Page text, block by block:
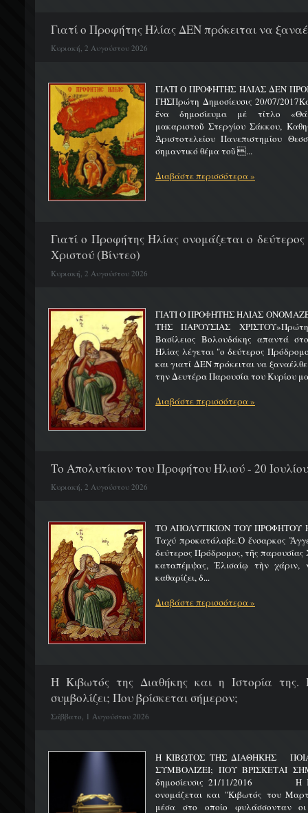
Γιατί ο Προφήτης Ηλίας ΔΕΝ πρόκειται να
Κυριακή, 2 Αυγούστου 2026
ΓΙΑΤΙ Ο ΠΡΟΦΗΤΗΣ ΗΛΙΑΣ ΔΕΝ
ΓΗΣΠρώτη Δημοσίευσις 20/07/
ἕνα δημοσίευμα μέ τίτλο
μακαριστοῦ Στεργίου Σάκκου,
Ἀριστοτελείου Πανεπιστημίου
σημαντικό θέμα τοῦ ...
Διαβάστε περισσότερα »
Γιατί ο Προφήτης Ηλίας ονομάζεται ο
Χριστού (Βίντεο)
Κυριακή, 2 Αυγούστου 2026
ΓΙΑΤΙ Ο ΠΡΟΦΗΤΗΣ ΗΛΙΑΣ
ΤΗΣ ΠΑΡΟΥΣΙΑΣ
Βασίλειος Βολουδάκης απαντά
Ηλίας λέγεται "ο δεύτερος
και γιατί ΔΕΝ πρόκειται να
την Δευτέρα Παρουσία του Κυρίου
Διαβάστε περισσότερα »
Το Απολυτίκιον του Προφήτου Ηλιού - 20 Ιουλίου
Κυριακή, 2 Αυγούστου 2026
ΤΟ ΑΠΟΛΥΤΙΚΙΟΝ ΤΟΥ ΠΡΟΦΗΤΟΥ
Ταχύ προκατάλαβε.Ὁ ἔνσαρκος
δεύτερος Πρόδρομος, τῆς παρουσίας
καταπέμψας, Ἐλισαίῳ τὴν χάριν,
καθαρίζει, δ...
Διαβάστε περισσότερα »
H Κιβωτός της Διαθήκης και η Ιστορία της.
συμβολίζει; Που βρίσκεται σήμερον;
Σάββατο, 1 Αυγούστου 2026
Η ΚΙΒΩΤΟΣ ΤΗΣ ΔΙΑΘΗΚΗΣ
ΣΥΜΒΟΛΙΖΕΙ; ΠΟΥ
δημοσίευσις 21/11/2016 Η
ονομάζεται και "Κιβωτός του
μέσα στο οποίο φυλάσσονταν